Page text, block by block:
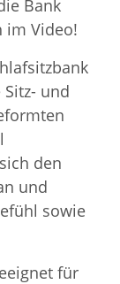
Bank
im Video!
und
den
und
sowie
für